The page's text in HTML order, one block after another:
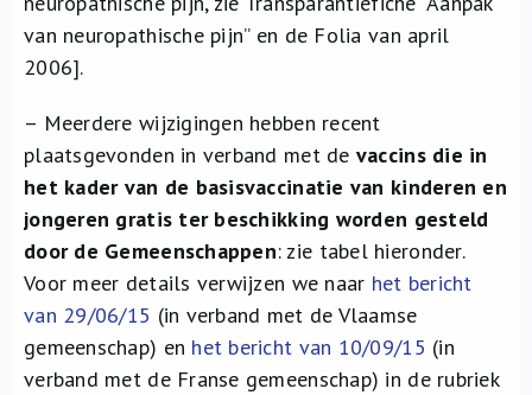
van neuropathische pijn” en de Folia van april
2006].
– Meerdere wijzigingen hebben recent
plaatsgevonden in verband met de vaccins die in
het kader van de basisvaccinatie van kinderen en
jongeren gratis ter beschikking worden gesteld
door de Gemeenschappen: zie tabel hieronder.
Voor meer details verwijzen we naar het bericht
van 29/06/15 (in verband met de Vlaamse
gemeenschap) en het bericht van 10/09/15 (in
verband met de Franse gemeenschap) in de rubriek